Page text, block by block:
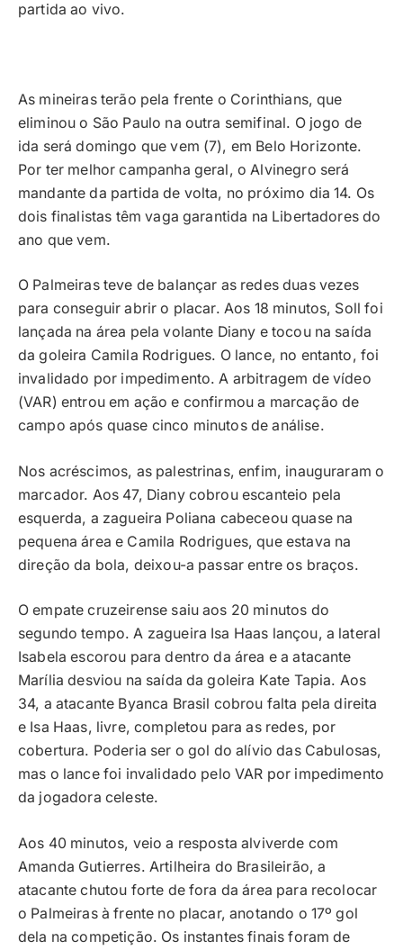
partida ao vivo.
As mineiras terão pela frente o Corinthians, que
eliminou o São Paulo na outra semifinal. O jogo de
ida será domingo que vem (7), em Belo Horizonte.
Por ter melhor campanha geral, o Alvinegro será
mandante da partida de volta, no próximo dia 14. Os
dois finalistas têm vaga garantida na Libertadores do
ano que vem.
O Palmeiras teve de balançar as redes duas vezes
para conseguir abrir o placar. Aos 18 minutos, Soll foi
lançada na área pela volante Diany e tocou na saída
da goleira Camila Rodrigues. O lance, no entanto, foi
invalidado por impedimento. A arbitragem de vídeo
(VAR) entrou em ação e confirmou a marcação de
campo após quase cinco minutos de análise.
Nos acréscimos, as palestrinas, enfim, inauguraram o
marcador. Aos 47, Diany cobrou escanteio pela
esquerda, a zagueira Poliana cabeceou quase na
pequena área e Camila Rodrigues, que estava na
direção da bola, deixou-a passar entre os braços.
O empate cruzeirense saiu aos 20 minutos do
segundo tempo. A zagueira Isa Haas lançou, a lateral
Isabela escorou para dentro da área e a atacante
Marília desviou na saída da goleira Kate Tapia. Aos
34, a atacante Byanca Brasil cobrou falta pela direita
e Isa Haas, livre, completou para as redes, por
cobertura. Poderia ser o gol do alívio das Cabulosas,
mas o lance foi invalidado pelo VAR por impedimento
da jogadora celeste.
Aos 40 minutos, veio a resposta alviverde com
Amanda Gutierres. Artilheira do Brasileirão, a
atacante chutou forte de fora da área para recolocar
o Palmeiras à frente no placar, anotando o 17º gol
dela na competição. Os instantes finais foram de